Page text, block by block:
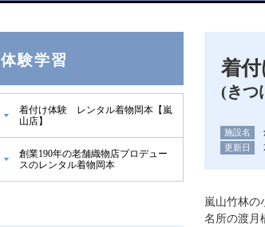
着
(きつ
施設名
更新日
嵐山竹林の
名所の渡月
体験学習
着付け体験 レンタル着物岡本【嵐
山店】
創業190年の老舗織物店プロデュー
スのレンタル着物岡本